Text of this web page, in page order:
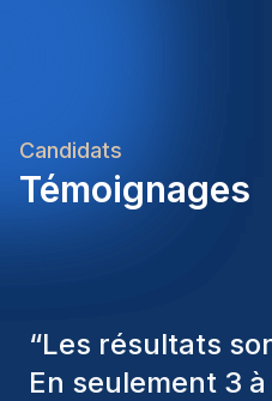
Candidats
Témoignages
“Les consultants
toujours pris en